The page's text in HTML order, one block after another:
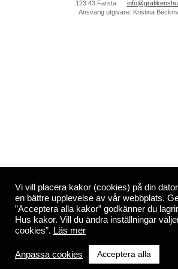
123 43 Farsta
Ansvarig utgivare: Kristina
Vi vill placera kakor (cookies) på din
en bättre upplevelse av vår webbplats.
”Acceptera alla kakor” godkänner du
Hus kakor. Vill du ändra inställningar
cookies”. Läs mer
Anpassa cookies Acceptera alla